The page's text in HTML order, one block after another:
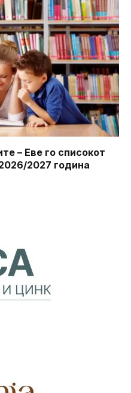
– Еве го списокот
2027 година